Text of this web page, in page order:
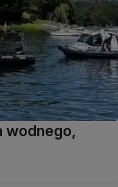
wodnego,